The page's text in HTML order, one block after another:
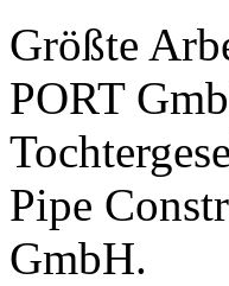
Größte
PORT
Pipe
GmbH.